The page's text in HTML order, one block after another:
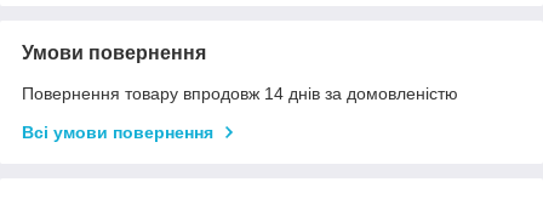
Умови повернення
Повернення товару впродовж 14 днів за домовленістю
Всі умови повернення